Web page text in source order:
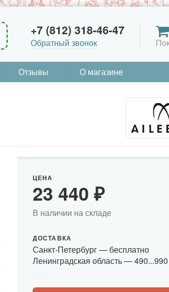
+7 (812) 318-46-47
Обратный звонок
Отзывы О магазине
ЦЕНА
23 440 ₽
В наличии на складе
ДОСТАВКА
Санкт-Петербург— бесплатно
Ленинградская область —